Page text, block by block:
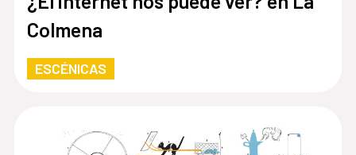
Colmena
ESCÉNICAS